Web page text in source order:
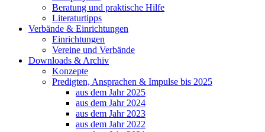
Beratung und praktische Hilfe
Literaturtipps
Verbände & Einrichtungen
Einrichtungen
Vereine und Verbände
Downloads & Archiv
Konzepte
Predigten, Ansprachen & Impulse bis 2025
aus dem Jahr 2025
aus dem Jahr 2024
aus dem Jahr 2023
aus dem Jahr 2022